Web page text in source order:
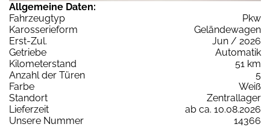
Allgemeine Daten:
Fahrzeugtyp
Pkw
Karosserieform
Geländewagen
Erst-Zul.
Jun / 2026
Getriebe
Automatik
Kilometerstand
51 km
Anzahl der Türen
5
Farbe
Weiß
Standort
Zentrallager
Lieferzeit
ab ca. 10.08.2026
Unsere Nummer
14366